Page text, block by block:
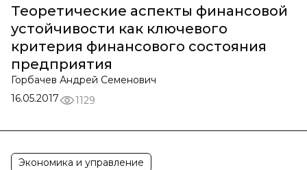
Теоретические аспекты финансовой
устойчивости как ключевого
критерия финансового состояния
предприятия
Горбачев Андрей Семенович
16.05.2017
1129
Экономика и управление